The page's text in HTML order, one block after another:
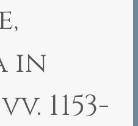
in
1153-